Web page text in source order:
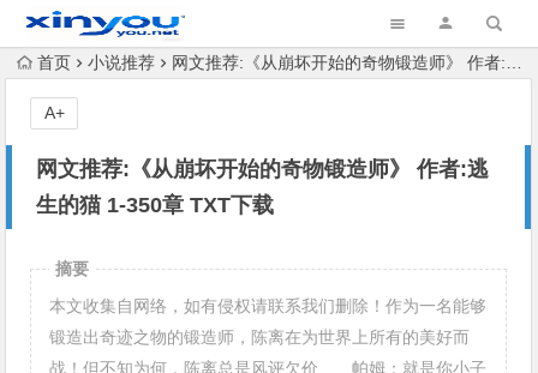
首页 小说推荐 网文推荐:《从崩坏开始的奇物锻造师》 作者:逃生的猫 1-350章 TXT下载
网文推荐:《从崩坏开始的奇物锻造师》 作者:逃
生的猫 1-350章 TXT下载
A+
摘要
本文收集自网络，如有侵权请联系我们删除！作为一名能够
锻造出奇迹之物的锻造师，陈离在为世界上所有的美好而
战！但不知为何，陈离总是风评欠价……帕姆：就是你小子